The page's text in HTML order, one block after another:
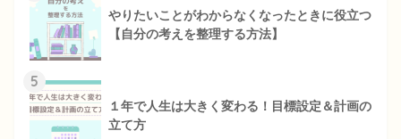
やりたいことがわからなくなったときに役立つ
【自分の考えを整理する方法】
5
１年で人生は大きく変わる！目標設定＆計画の
立て方